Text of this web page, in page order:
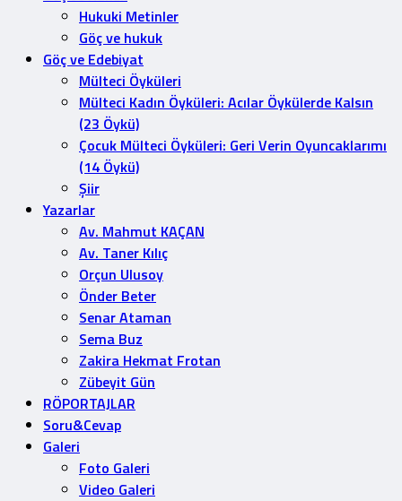
Hukuki Metinler
Göç ve hukuk
Göç ve Edebiyat
Mülteci Öyküleri
Mülteci Kadın Öyküleri: Acılar Öykülerde Kalsın
(23 Öykü)
Çocuk Mülteci Öyküleri: Geri Verin Oyuncaklarımı
(14 Öykü)
Şiir
Yazarlar
Av. Mahmut KAÇAN
Av. Taner Kılıç
Orçun Ulusoy
Önder Beter
Senar Ataman
Sema Buz
Zakira Hekmat Frotan
Zübeyit Gün
RÖPORTAJLAR
Soru&Cevap
Galeri
Foto Galeri
Video Galeri